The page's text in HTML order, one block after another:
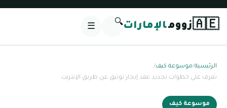
🇦🇪زوومالإمارات🔍
☰
الرئيسية/موسوعة كيف/
تعرف على خطوات تجديد عقد إيجار توثيق عن طريق الإنترنت
موسوعة كيف